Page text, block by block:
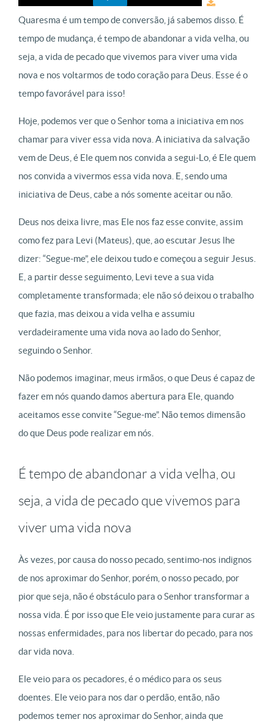
Quaresma é um tempo de conversão, já sabemos disso. É
tempo de mudança, é tempo de abandonar a vida velha, ou
seja, a vida de pecado que vivemos para viver uma vida
nova e nos voltarmos de todo coração para Deus. Esse é o
tempo favorável para isso!
Hoje, podemos ver que o Senhor toma a iniciativa em nos
chamar para viver essa vida nova. A iniciativa da salvação
vem de Deus, é Ele quem nos convida a segui-Lo, é Ele quem
nos convida a vivermos essa vida nova. E, sendo uma
iniciativa de Deus, cabe a nós somente aceitar ou não.
Deus nos deixa livre, mas Ele nos faz esse convite, assim
como fez para Levi (Mateus), que, ao escutar Jesus lhe
dizer: “Segue-me”, ele deixou tudo e começou a seguir Jesus.
E, a partir desse seguimento, Levi teve a sua vida
completamente transformada; ele não só deixou o trabalho
que fazia, mas deixou a vida velha e assumiu
verdadeiramente uma vida nova ao lado do Senhor,
seguindo o Senhor.
Não podemos imaginar, meus irmãos, o que Deus é capaz de
fazer em nós quando damos abertura para Ele, quando
aceitamos esse convite “Segue-me”. Não temos dimensão
do que Deus pode realizar em nós.
É tempo de abandonar a vida velha, ou
seja, a vida de pecado que vivemos para
viver uma vida nova
Às vezes, por causa do nosso pecado, sentimo-nos indignos
de nos aproximar do Senhor, porém, o nosso pecado, por
pior que seja, não é obstáculo para o Senhor transformar a
nossa vida. É por isso que Ele veio justamente para curar as
nossas enfermidades, para nos libertar do pecado, para nos
dar vida nova.
Ele veio para os pecadores, é o médico para os seus
doentes. Ele veio para nos dar o perdão, então, não
podemos temer nos aproximar do Senhor, ainda que